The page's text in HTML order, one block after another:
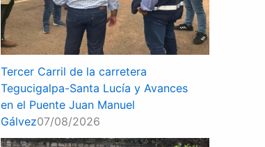
Tercer Carril de la carretera
Tegucigalpa-Santa Lucía y Avances
en el Puente Juan Manuel
Gálvez07/08/2026